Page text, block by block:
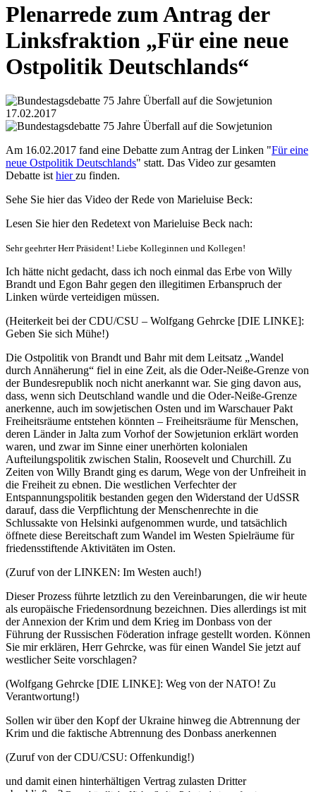
Plenarrede zum Antrag der
Linksfraktion „Für eine neue
Ostpolitik Deutschlands“
17.02.2017
Am 16.02.2017 fand eine Debatte zum Antrag der Linken "Für eine
neue Ostpolitik Deutschlands" statt. Das Video zur gesamten
Debatte ist hierzu finden.
Sehe Sie hier das Video der Rede von Marieluise Beck:
Lesen Sie hier den Redetext von Marieluise Beck nach:
Sehr geehrter Herr Präsident! Liebe Kolleginnen und Kollegen!
Ich hätte nicht gedacht, dass ich noch einmal das Erbe von Willy
Brandt und Egon Bahr gegen den illegitimen Erbanspruch der
Linken würde verteidigen müssen.
(Heiterkeit bei der CDU/CSU – Wolfgang Gehrcke [DIE LINKE]:
Geben Sie sich Mühe!)
Die Ostpolitik von Brandt und Bahr mit dem Leitsatz „Wandel
durch Annäherung“ fiel in eine Zeit, als die Oder-Neiße-Grenze von
der Bundesrepublik noch nicht anerkannt war. Sie ging davon aus,
dass, wenn sich Deutschland wandle und die Oder-Neiße-Grenze
anerkenne, auch im sowjetischen Osten und im Warschauer Pakt
Freiheitsräume entstehen könnten – Freiheitsräume für Menschen,
deren Länder in Jalta zum Vorhof der Sowjetunion erklärt worden
waren, und zwar im Sinne einer unerhörten kolonialen
Aufteilungspolitik zwischen ­Stalin, Roosevelt und Churchill. Zu
Zeiten von Willy Brandt ging es darum, Wege von der Unfreiheit in
die Freiheit zu ebnen. Die westlichen Verfechter der
Entspannungspolitik bestanden gegen den Widerstand der UdSSR
darauf, dass die Verpflichtung der Menschenrechte in die
Schlussakte von Helsinki aufgenommen wurde, und tatsächlich
öffnete diese Bereitschaft zum Wandel im Westen Spielräume für
friedensstiftende Aktivitäten im Osten.
(Zuruf von der LINKEN: Im Westen auch!)
Dieser Prozess führte letztlich zu den Vereinbarungen, die wir heute
als europäische Friedensordnung bezeichnen. Dies allerdings ist mit
der Annexion der Krim und dem Krieg im Donbass von der
Führung der Russischen Föderation infrage gestellt worden. Können
Sie mir erklären, Herr Gehrcke, was für einen Wandel Sie jetzt auf
westlicher Seite vorschlagen?
(Wolfgang Gehrcke [DIE LINKE]: Weg von der NATO! Zu
Verantwortung!)
Sollen wir über den Kopf der Ukraine hinweg die Abtrennung der
Krim und die faktische Abtrennung des Donbass anerkennen
(Zuruf von der CDU/CSU: Offenkundig!)
und damit einen hinterhältigen Vertrag zulasten Dritter